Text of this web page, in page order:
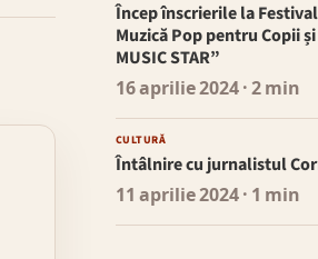
Încep înscrierile la
Muzică Pop pentru Copii
MUSIC STAR”
16 aprilie 2024· 2 min
CULTURĂ
Întâlnire cu jurnalistul
11 aprilie 2024· 1 min